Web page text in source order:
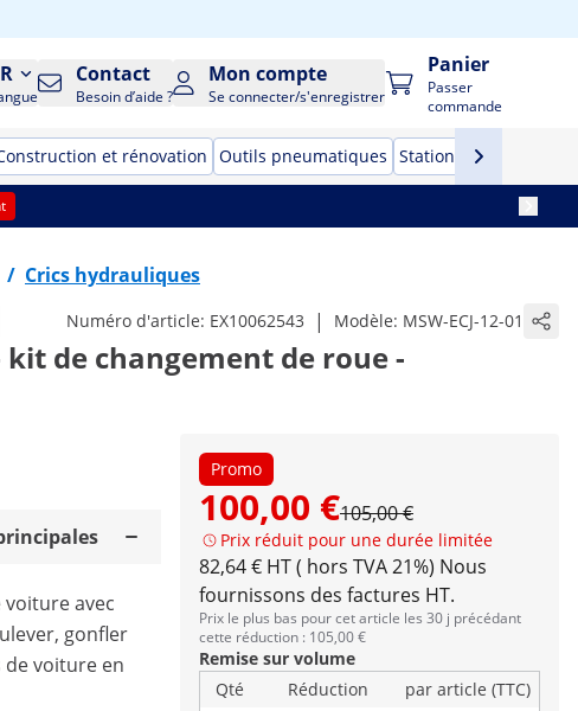
Contact
Besoin d’aide ?
Mon compte
Se connecter/s'enregistrer
Panier
Passer
commande
et rénovation Outils pneumatiques Stations de soudage
/ Crics hydrauliques
Numéro d'article: EX10062543 | Modèle: MSW-ECJ-12-01
de changement de roue -
Promo
100,00 €105,00 €
Prix réduit pour une durée limitée
82,64 € HT ( hors TVA 21%) Nous
fournissons des factures HT.
Prix le plus bas pour cet article les 30 j précédant
cette réduction : 105,00 €
Remise sur volume
Qté
Réduction
par article (TTC)
voiture avec
gonfler
de voiture en